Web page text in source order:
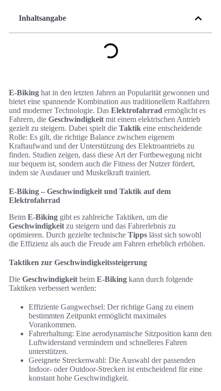
Inhaltsangabe
E-Biking hat in den letzten Jahren an Popularität gewonnen und
bietet eine spannende Kombination aus traditionellem Radfahren
und moderner Technologie. Das Elektrofahrrad ermöglicht es
Fahrern, die Geschwindigkeit mit einem elektrischen Antrieb
gezielt zu steigern. Dabei spielt die Taktik eine entscheidende
Rolle: Es gilt, die richtige Balance zwischen eigenem
Kraftaufwand und der Unterstützung des Elektroantriebs zu
finden. Studien zeigen, dass diese Art der Fortbewegung nicht
nur bequem ist, sondern auch die Fitness der Nutzer fördert,
indem sie Ausdauer und Muskelkraft trainiert.
E-Biking – Geschwindigkeit und Taktik auf dem
Elektrofahrrad
Beim E-Biking gibt es zahlreiche Taktiken, um die
Geschwindigkeit zu steigern und das Fahrerlebnis zu
optimieren. Durch gezielte technische Tipps lässt sich sowohl
die Effizienz als auch die Freude am Fahren erheblich erhöhen.
Taktiken zur Geschwindigkeitssteigerung
Die Geschwindigkeit beim E-Biking kann durch folgende
Taktiken verbessert werden:
Effiziente Gangwechsel: Der richtige Gang zu einem
bestimmten Zeitpunkt ermöglicht maximales
Vorankommen.
Fahrerhaltung: Eine aerodynamische Sitzposition kann den
Luftwiderstand vermindern und schnelleres Fahren
unterstützen.
Geeignete Streckenwahl: Die Auswahl der passenden
Indoor- oder Outdoor-Strecken ist entscheidend für eine
konstant hohe Geschwindigkeit.